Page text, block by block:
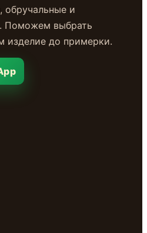
обручальные и
Поможем выбрать
изделие до примерки.